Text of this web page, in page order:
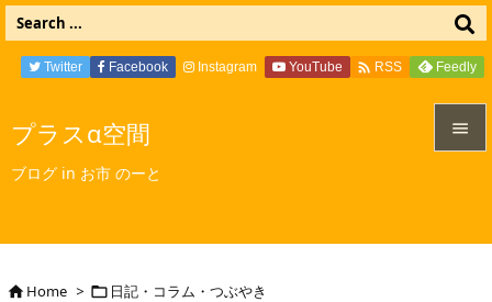
プラスα空間
ブログ in お市 のーと

Twitter Facebook Instagram YouTube  RSS Feedly
Home >  日記・コラム・つぶやき